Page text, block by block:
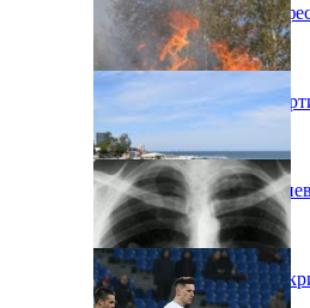
В Киеве состоится эко-
Ситуація з орендою
Пожар на свалке под
Куда поедут отдыхать